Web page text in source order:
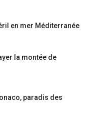
en mer Méditerranée
la montée de
paradis des